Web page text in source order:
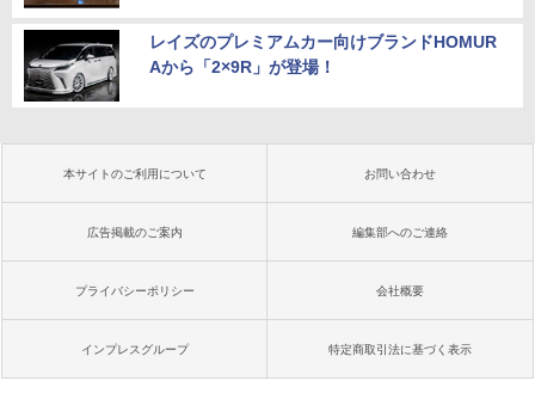
レイズのプレミアムカー向けブランドHOMUR
Aから「2×9R」が登場！
本サイトのご利用について お問い合わせ
広告掲載のご案内 編集部へのご連絡
プライバシーポリシー 会社概要
インプレスグループ 特定商取引法に基づく表示